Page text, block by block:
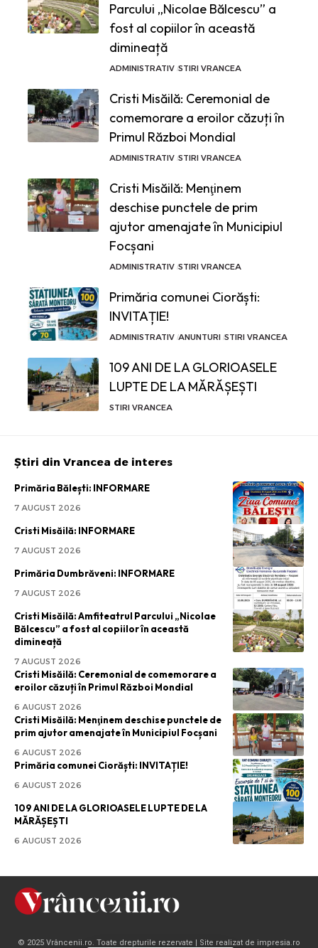
Parcului „Nicolae Bălcescu” a
fost al copiilor în această
dimineață
ADMINISTRATIV STIRI VRANCEA
Cristi Misăilă: Ceremonial de
comemorare a eroilor căzuți în
Primul Război Mondial
ADMINISTRATIV STIRI VRANCEA
Cristi Misăilă: Menţinem
deschise punctele de prim
ajutor amenajate în Municipiul
Focșani
ADMINISTRATIV STIRI VRANCEA
Primăria comunei Ciorăști:
INVITAȚIE!
ADMINISTRATIV ANUNTURI STIRI VRANCEA
109 ANI DE LA GLORIOASELE
LUPTE DE LA MĂRĂȘEȘTI
STIRI VRANCEA
Știri din Vrancea de interes
Primăria Bălești: INFORMARE
7 AUGUST 2026
Cristi Misăilă: INFORMARE
7 AUGUST 2026
Primăria Dumbrăveni: INFORMARE
7 AUGUST 2026
Cristi Misăilă: Amfiteatrul Parcului „Nicolae
Bălcescu” a fost al copiilor în această
dimineață
7 AUGUST 2026
Cristi Misăilă: Ceremonial de comemorare a
eroilor căzuți în Primul Război Mondial
6 AUGUST 2026
Cristi Misăilă: Menţinem deschise punctele de
prim ajutor amenajate în Municipiul Focșani
6 AUGUST 2026
Primăria comunei Ciorăști: INVITAȚIE!
6 AUGUST 2026
109 ANI DE LA GLORIOASELE LUPTE DE LA
MĂRĂȘEȘTI
6 AUGUST 2026
© 2025 Vrâncenii.ro. Toate drepturile rezervate | Site realizat de impresia.ro